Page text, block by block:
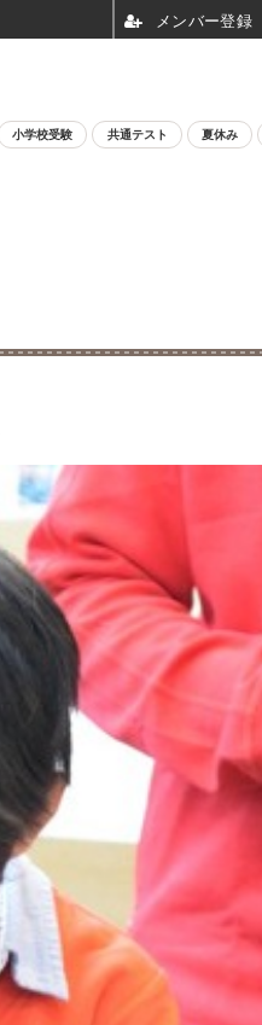
小学校受験 共通テスト 夏休み